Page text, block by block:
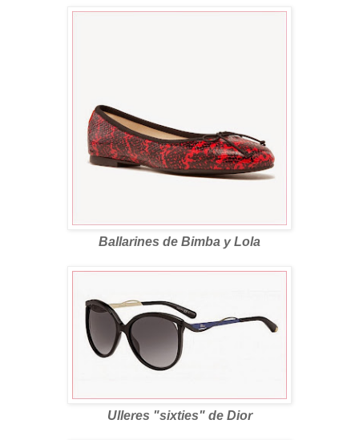
Ballarines de Bimba y Lola
Ulleres "sixties" de Dior